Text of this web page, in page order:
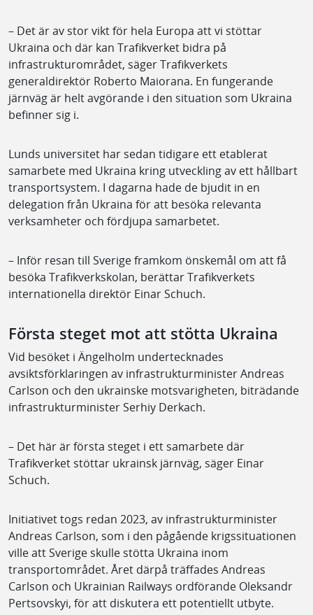
– Det är av stor vikt för hela Europa att vi stöttar
Ukraina och där kan Trafikverket bidra på
infrastrukturområdet, säger Trafikverkets
generaldirektör Roberto Maiorana. En fungerande
järnväg är helt avgörande i den situation som Ukraina
befinner sig i.
Lunds universitet har sedan tidigare ett etablerat
samarbete med Ukraina kring utveckling av ett hållbart
transportsystem. I dagarna hade de bjudit in en
delegation från Ukraina för att besöka relevanta
verksamheter och fördjupa samarbetet.
– Inför resan till Sverige framkom önskemål om att få
besöka Trafikverkskolan, berättar Trafikverkets
internationella direktör Einar Schuch.
Första steget mot att stötta Ukraina
Vid besöket i Ängelholm undertecknades
avsiktsförklaringen av infrastrukturminister Andreas
Carlson och den ukrainske motsvarigheten, biträdande
infrastrukturminister Serhiy Derkach.
– Det här är första steget i ett samarbete där
Trafikverket stöttar ukrainsk järnväg, säger Einar
Schuch.
Initiativet togs redan 2023, av infrastrukturminister
Andreas Carlson, som i den pågående krigssituationen
ville att Sverige skulle stötta Ukraina inom
transportområdet. Året därpå träffades Andreas
Carlson och Ukrainian Railways ordförande Oleksandr
Pertsovskyi, för att diskutera ett potentiellt utbyte.